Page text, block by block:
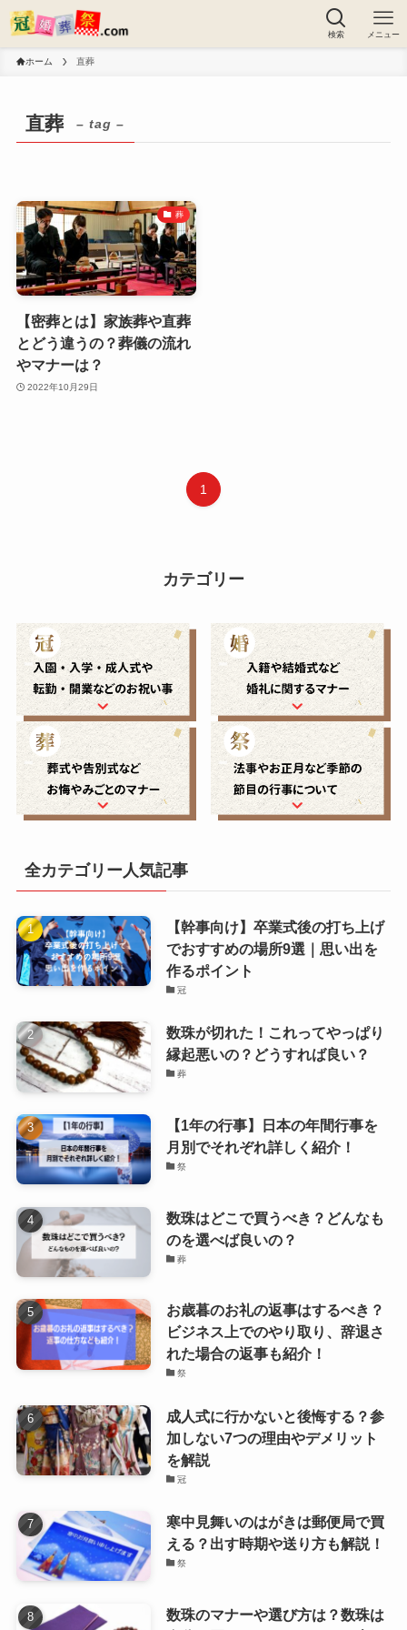
検索 メニュー
ホーム 直葬
直葬 – tag –
葬
【密葬とは】家族葬や直葬
とどう違うの？葬儀の流れ
やマナーは？
2022年10月29日
1
カテゴリー
全カテゴリー人気記事
【幹事向け】卒業式後の打ち上げ
でおすすめの場所9選｜思い出を
作るポイント
冠
数珠が切れた！これってやっぱり
縁起悪いの？どうすれば良い？
葬
【1年の行事】日本の年間行事を
月別でそれぞれ詳しく紹介！
祭
数珠はどこで買うべき？どんなも
のを選べば良いの？
葬
お歳暮のお礼の返事はするべき？
ビジネス上でのやり取り、辞退さ
れた場合の返事も紹介！
祭
成人式に行かないと後悔する？参
加しない7つの理由やデメリット
を解説
冠
寒中見舞いのはがきは郵便局で買
える？出す時期や送り方も解説！
祭
数珠のマナーや選び方は？数珠は